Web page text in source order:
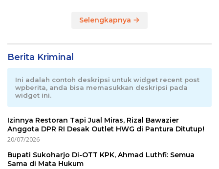
Selengkapnya
Berita Kriminal
Ini adalah contoh deskripsi untuk widget recent post
wpberita, anda bisa memasukkan deskripsi pada
widget ini.
Izinnya Restoran Tapi Jual Miras, Rizal Bawazier
Anggota DPR RI Desak Outlet HWG di Pantura Ditutup!
20/07/2026
Bupati Sukoharjo Di-OTT KPK, Ahmad Luthfi: Semua
Sama di Mata Hukum